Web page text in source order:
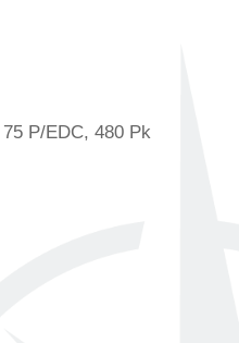
P/EDC, 480 Pk